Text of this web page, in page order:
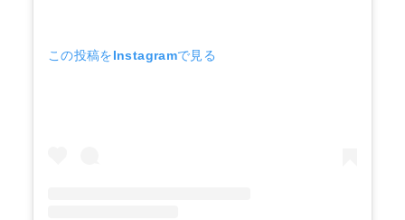
この投稿をInstagramで見る